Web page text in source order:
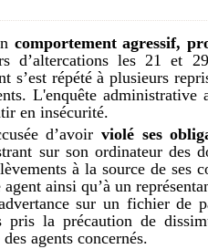
comportement agressif,
d’altercations les 21 et
s’est répété à plusieurs
L'enquête
en insécurité.
d’avoir violé ses
sur son ordinateur des
à la source de ses
ainsi qu’à un
sur un fichier de
la précaution de
agents concernés.